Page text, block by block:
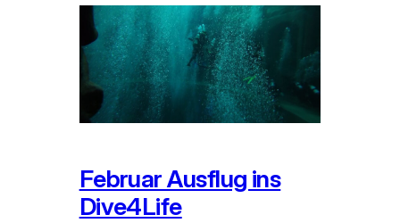
Februar Ausflug ins
Dive4Life